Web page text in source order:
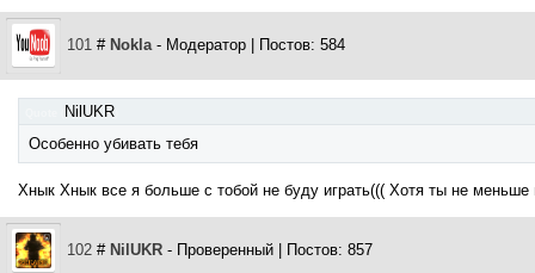
101 # Nokla- Модератор | Постов: 584
NilUKR
Особенно убивать тебя
Хнык Хнык все я больше с тобой не буду играть((( Хотя ты не меньше
102 # NilUKR - Проверенный | Постов: 857